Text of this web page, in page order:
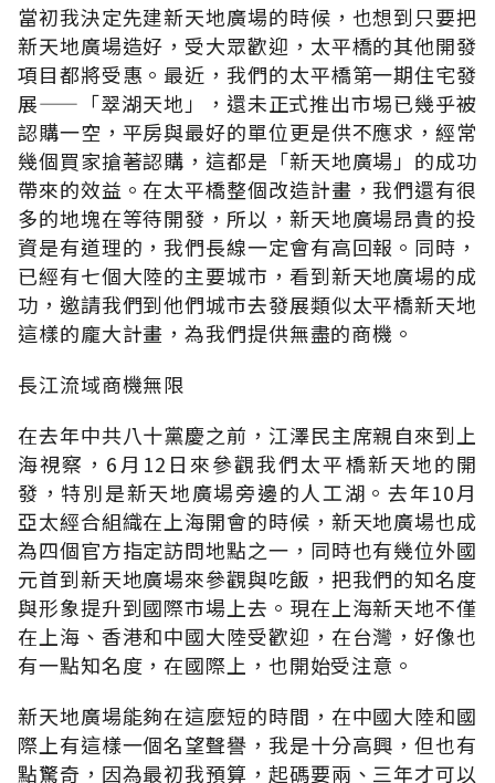
當初我決定先建新天地廣場的時候，也想到只要把
新天地廣場造好，受大眾歡迎，太平橋的其他開發
項目都將受惠。最近，我們的太平橋第一期住宅發
展——「翠湖天地」，還未正式推出市埸已幾乎被
認購一空，平房與最好的單位更是供不應求，經常
幾個買家搶著認購，這都是「新天地廣場」的成功
帶來的效益。在太平橋整個改造計畫，我們還有很
多的地塊在等待開發，所以，新天地廣場昂貴的投
資是有道理的，我們長線一定會有高回報。同時，
已經有七個大陸的主要城市，看到新天地廣場的成
功，邀請我們到他們城市去發展類似太平橋新天地
這樣的龐大計畫，為我們提供無盡的商機。
長江流域商機無限
在去年中共八十黨慶之前，江澤民主席親自來到上
海視察，6月12日來參觀我們太平橋新天地的開
發，特別是新天地廣場旁邊的人工湖。去年10月
亞太經合組織在上海開會的時候，新天地廣場也成
為四個官方指定訪問地點之一，同時也有幾位外國
元首到新天地廣場來參觀與吃飯，把我們的知名度
與形象提升到國際市場上去。現在上海新天地不僅
在上海、香港和中國大陸受歡迎，在台灣，好像也
有一點知名度，在國際上，也開始受注意。
新天地廣場能夠在這麼短的時間，在中國大陸和國
際上有這樣一個名望聲譽，我是十分高興，但也有
點驚奇，因為最初我預算，起碼要兩、三年才可以